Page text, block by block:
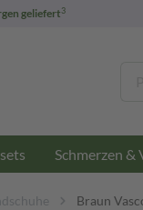
geliefert3
Schmerzen &
Braun